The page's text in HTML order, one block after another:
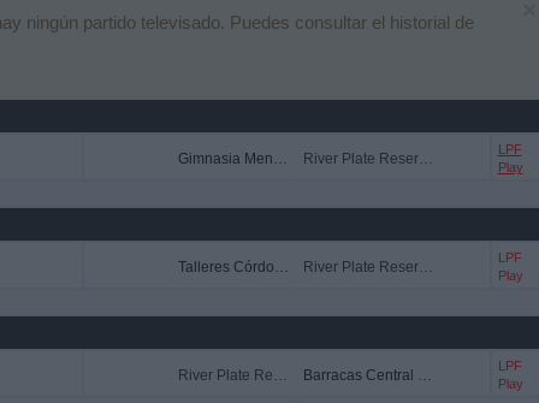
ningún partido televisado. Puedes consultar el historial de
Gimnasia Mendoza Reserva River Plate Reserva
LPF
Play
Talleres Córdoba Reserva River Plate Reserva
LPF
Play
River Plate Reserva Barracas Central Reserva
LPF
Play